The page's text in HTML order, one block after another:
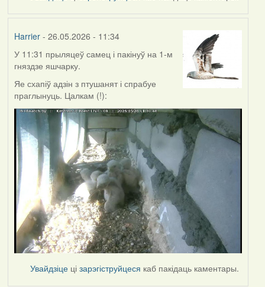
Harrier- 26.05.2026 - 11:34
У 11:31 прыляцеў самец і пакінуў на 1-м
гняздзе яшчарку.
Яе схапіў адзін з птушанят і спрабуе
праглынуць. Цалкам (!):
Увайдзіце цізарэгіструйцеся каб пакідаць каментары.